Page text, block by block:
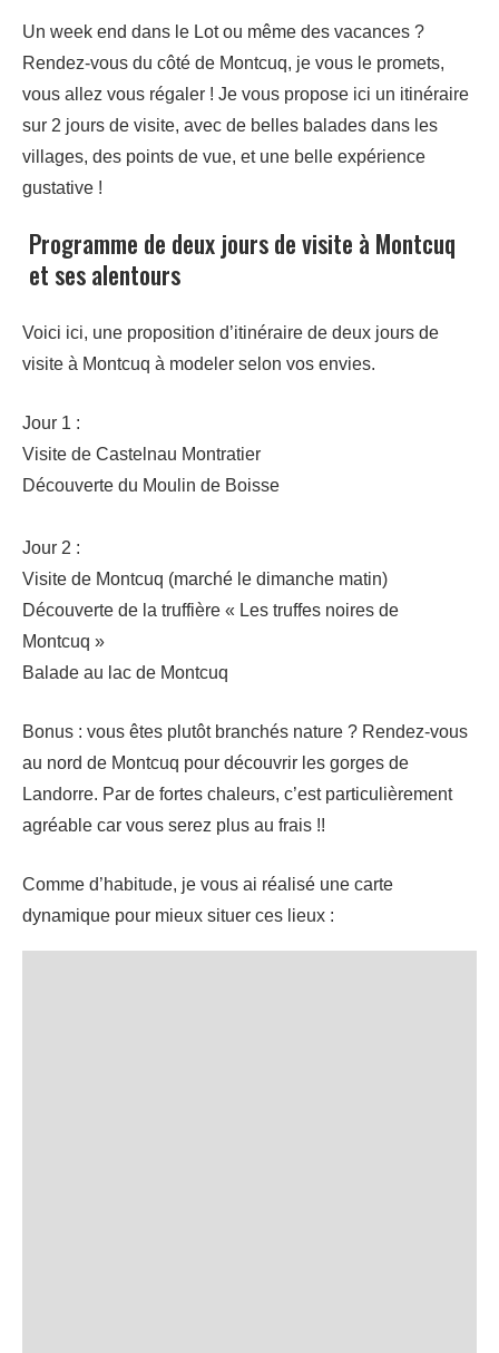
Un week end dans le Lot ou même des vacances ?
Rendez-vous du côté de Montcuq, je vous le promets,
vous allez vous régaler ! Je vous propose ici un itinéraire
sur 2 jours de visite, avec de belles balades dans les
villages, des points de vue, et une belle expérience
gustative !
Programme de deux jours de visite à Montcuq
et ses alentours
Voici ici, une proposition d’itinéraire de deux jours de
visite à Montcuq à modeler selon vos envies.
Jour 1 :
Visite de Castelnau Montratier
Découverte du Moulin de Boisse
Jour 2 :
Visite de Montcuq (marché le dimanche matin)
Découverte de la truffière « Les truffes noires de
Montcuq »
Balade au lac de Montcuq
Bonus : vous êtes plutôt branchés nature ? Rendez-vous
au nord de Montcuq pour découvrir les gorges de
Landorre. Par de fortes chaleurs, c’est particulièrement
agréable car vous serez plus au frais !!
Comme d’habitude, je vous ai réalisé une carte
dynamique pour mieux situer ces lieux :